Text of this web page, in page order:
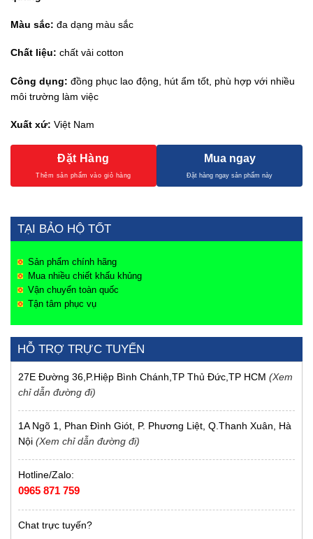
Màu sắc: đa dạng màu sắc
Chất liệu: chất vải cotton
Công dụng: đồng phục lao động, hút ẩm tốt, phù hợp với nhiều
môi trường làm việc
Xuất xứ: Việt Nam
Đặt Hàng Mua ngay
TẠI BẢO HỘ TỐT
Sản phẩm chính hãng
Mua nhiều chiết khấu khủng
Vận chuyển toàn quốc
Tận tâm phục vụ
HỖ TRỢ TRỰC TUYẾN
27E Đường 36,P.Hiệp Bình Chánh,TP Thủ Đức,TP HCM (Xem
chỉ dẫn đường đi)
1A Ngõ 1, Phan Đình Giót, P. Phương Liệt, Q.Thanh Xuân, Hà
Nội (Xem chỉ dẫn đường đi)
Hotline/Zalo:
0965 871 759
Chat trực tuyến?